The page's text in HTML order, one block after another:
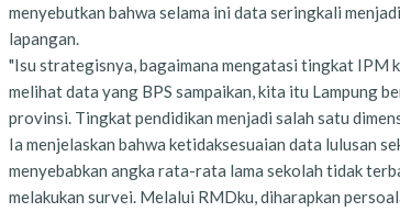
menyebutkan bahwa selama ini data seringkali
lapangan.
​"Isu strategisnya, bagaimana mengatasi tingkat IPM
melihat data yang BPS sampaikan, kita itu Lampung
provinsi. Tingkat pendidikan menjadi salah satu
​Ia menjelaskan bahwa ketidaksesuaian data lulusan
menyebabkan angka rata-rata lama sekolah tidak
melakukan survei. Melalui RMDku, diharapkan